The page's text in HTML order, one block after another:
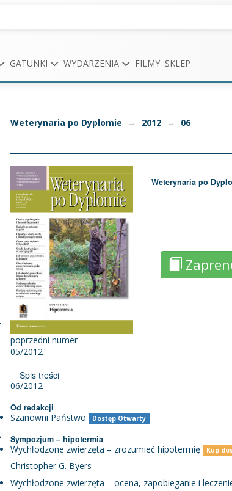
GATUNKI WYDARZENIA FILMY SKLEP
Weterynaria po Dyplomie → 2012 → 06
Weterynaria po
poprzedni numer
05/2012
Spis treści
06/2012
Od redakcji
Sza­now­ni Pań­stwo Dostęp Otwarty
Sympozjum – hipotermia
Wychłodzone zwierzęta – zrozumieć hipotermię Kup
Christopher G. Byers
Wychłodzone zwierzęta – ocena, zapobieganie i